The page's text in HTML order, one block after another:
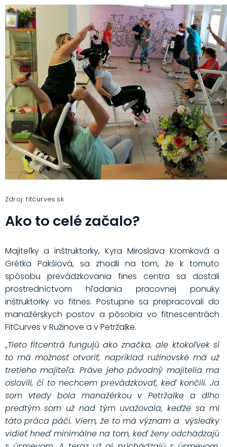
Zdroj: fitcurves.sk
Ako to celé začalo?
Majiteľky a inštruktorky, Kyra Miroslava Kromková a
Grétka Pakšiová, sa zhodli na tom, že k tomuto
spôsobu prevádzkovania fines centra sa dostali
prostredníctvom hľadania pracovnej ponuky
inštruktorky vo fitnes. Postupne sa prepracovali do
manažérskych postov a pôsobia vo fitnescentrách
FitCurves v Ružinove a v Petržalke.
„Tieto fitcentrá fungujú ako značka, ale ktokoľvek si
to má možnosť otvoriť, napríklad ružinovské má už
tretieho majiteľa. Práve jeho pôvodný majitelia ma
oslovili, či to nechcem prevádzkovať, keď končili. Ja
som vtedy bola manažérkou v Petržalke a dlho
predtým som už nad tým uvažovala, keďže sa mi
táto práca páči. Viem, že to má význam a výsledky
vidieť hneď minimálne na tom, keď ženy odchádzajú